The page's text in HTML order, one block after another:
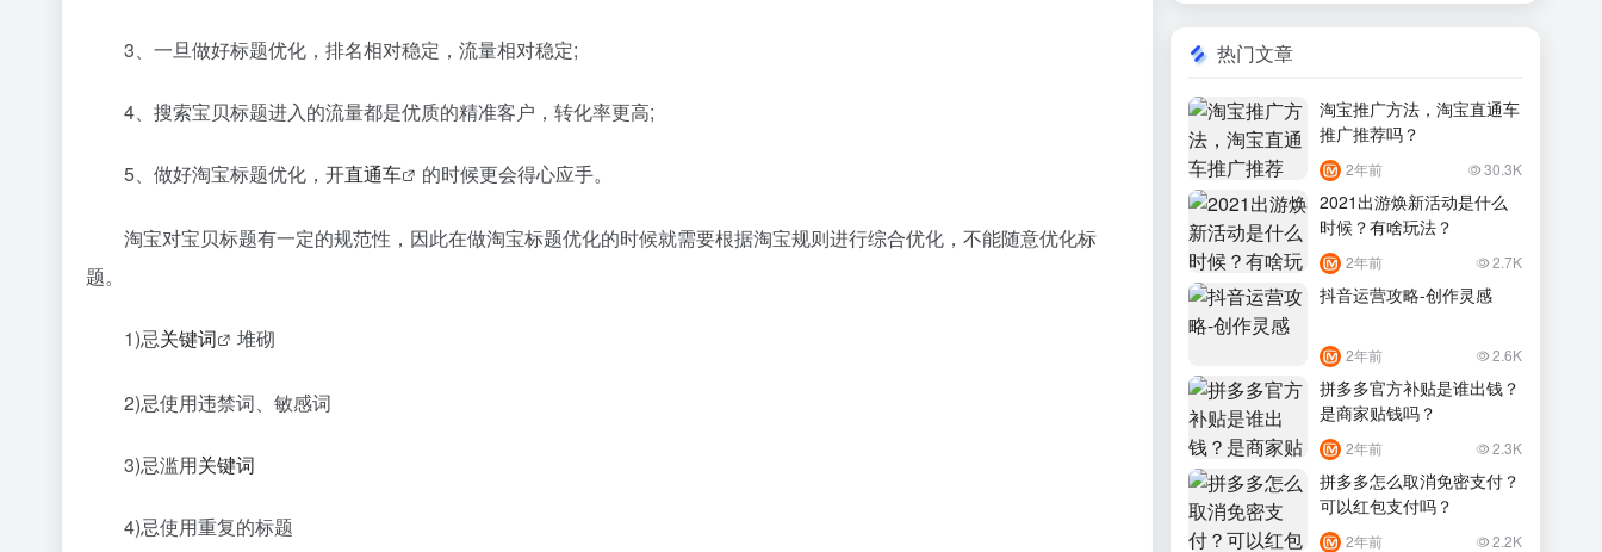
3、一旦做好标题优化，排名相对稳定，流量相对稳定;
4、搜索宝贝标题进入的流量都是优质的精准客户，转化率更高;
5、做好淘宝标题优化，开直通车 的时候更会得心应手。
淘宝对宝贝标题有一定的规范性，因此在做淘宝标题优化的时候就需要根据淘宝规则进行综合优化，不能随意优化标
题。
1)忌关键词 堆砌
2)忌使用违禁词、敏感词
3)忌滥用关键词
4)忌使用重复的标题
热门文章
淘宝推广方法，淘宝直通车
推广推荐吗？
2年前 30.3K
2021出游焕新活动是什么
时候？有啥玩法？
2年前 2.7K
抖音运营攻略-创作灵感
2年前 2.6K
拼多多官方补贴是谁出钱？
是商家贴钱吗？
2年前 2.3K
拼多多怎么取消免密支付？
可以红包支付吗？
2年前 2.2K